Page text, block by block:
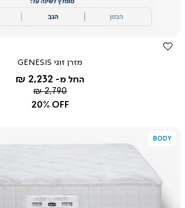
מזרן זוגי GENESIS
החל מ- 2,232 ₪
מחיר
רגיל
2,790 ₪
20% OFF
BODY